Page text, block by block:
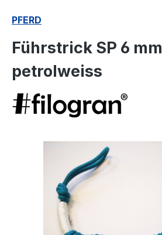
PFERD
Führstrick SP 6 mm
petrolweiss